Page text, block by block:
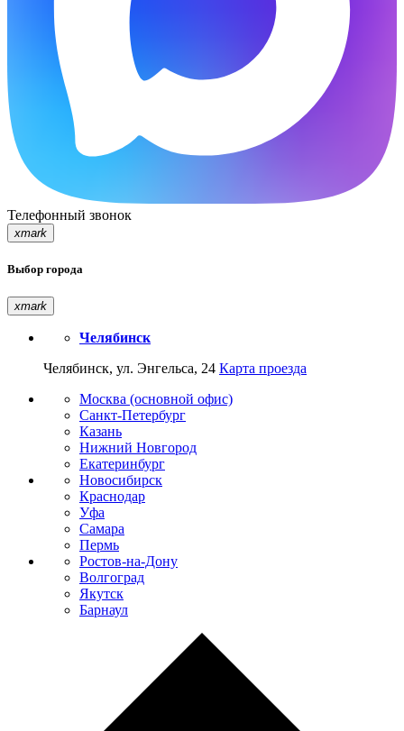
Телефонный звонок
xmark
Выбор города
xmark
Челябинск
Челябинск, ул. Энгельса, 24 Карта проезда
Москва (основной офис)
Санкт-Петербург
Казань
Нижний Новгород
Екатеринбург
Новосибирск
Краснодар
Уфа
Самара
Пермь
Ростов-на-Дону
Волгоград
Якутск
Барнаул